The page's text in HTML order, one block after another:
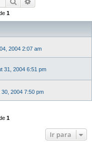
i
r
1
2004 2:07 am
31, 2004 6:51 pm
2004 7:50 pm
1
Ir para